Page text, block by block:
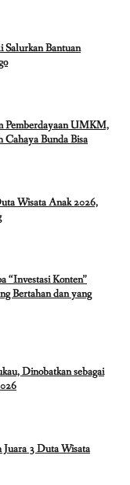
Salurkan Bantuan
Pemberdayaan UMKM,
Bunda Bisa
Wisata Anak 2026,
“Investasi Konten”
Bertahan dan yang
Dinobatkan sebagai
3 Duta Wisata